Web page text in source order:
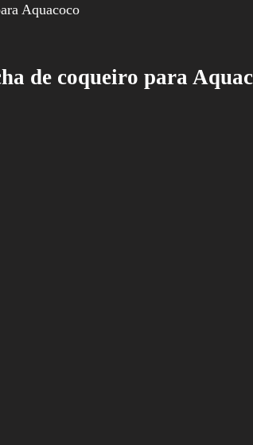
de coqueiro para